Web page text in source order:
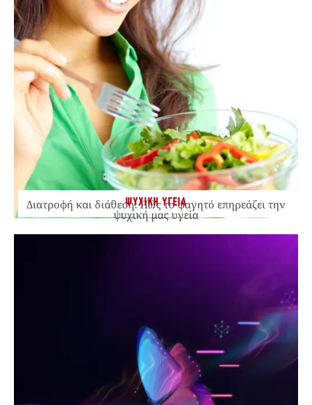
ΨΥΧΙΚΗ ΥΓΕΙΑ
Διατροφή και διάθεση: Πώς το φαγητό επηρεάζει την
ψυχική μας υγεία